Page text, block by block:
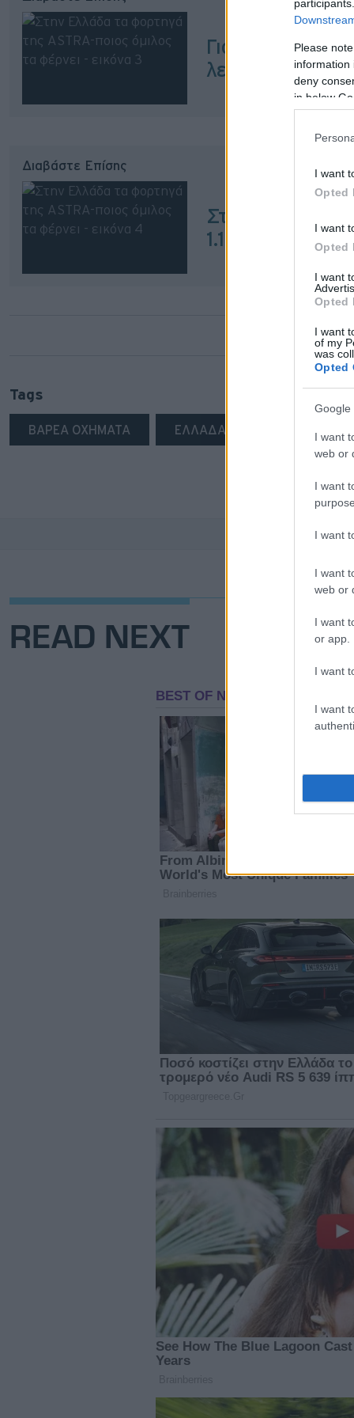
Please
information
deny
in below
I want
Opted
I want
Opted
I want
Opted
I want
of my
was
Opted
Google
I want
web or
I want
I want
I want
web or
I want
or app.
I want
I want
Γιατί θα
λεωφορεία
Διαβάστε Επίσης
Στα άδυτα ενός
1.100 ίππων
Tags
ΒΑΡΕΑ ΟΧΗΜΑΤΑ ΕΛΛΑΔΑ ΚΟΝΤΕΛΛΗΣ
READ NEXT